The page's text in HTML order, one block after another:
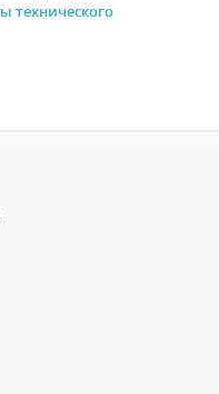
технического